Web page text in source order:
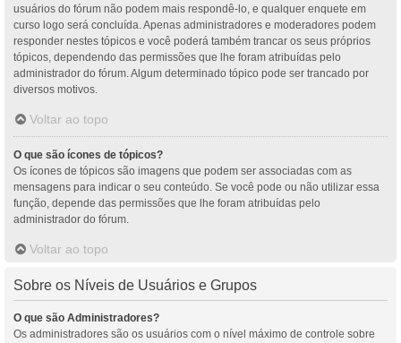
usuários do fórum não podem mais respondê-lo, e qualquer enquete em
curso logo será concluída. Apenas administradores e moderadores podem
responder nestes tópicos e você poderá também trancar os seus próprios
tópicos, dependendo das permissões que lhe foram atribuídas pelo
administrador do fórum. Algum determinado tópico pode ser trancado por
diversos motivos.
Voltar ao topo
O que são ícones de tópicos?
Os ícones de tópicos são imagens que podem ser associadas com as
mensagens para indicar o seu conteúdo. Se você pode ou não utilizar essa
função, depende das permissões que lhe foram atribuídas pelo
administrador do fórum.
Voltar ao topo
Sobre os Níveis de Usuários e Grupos
O que são Administradores?
Os administradores são os usuários com o nível máximo de controle sobre